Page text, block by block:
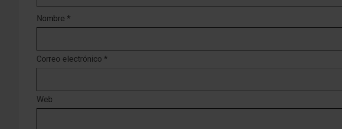
Nombre *
Correo electrónico *
Web